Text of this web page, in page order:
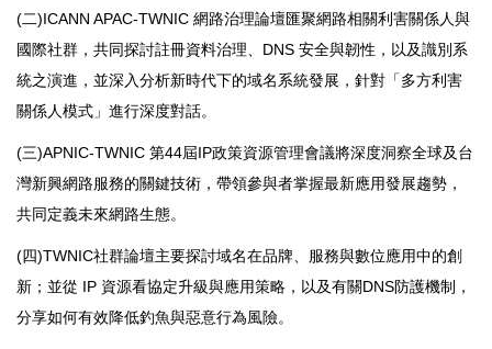
(二)ICANN APAC-TWNIC 網路治理論壇匯聚網路相關利害關係人與
國際社群，共同探討註冊資料治理、DNS 安全與韌性，以及識別系
統之演進，並深入分析新時代下的域名系統發展，針對「多方利害
關係人模式」進行深度對話。
(三)APNIC-TWNIC 第44屆IP政策資源管理會議將深度洞察全球及台
灣新興網路服務的關鍵技術，帶領參與者掌握最新應用發展趨勢，
共同定義未來網路生態。
(四)TWNIC社群論壇主要探討域名在品牌、服務與數位應用中的創
新；並從 IP 資源看協定升級與應用策略，以及有關DNS防護機制，
分享如何有效降低釣魚與惡意行為風險。